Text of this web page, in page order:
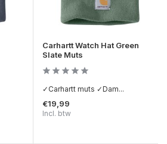
Carhartt Watch Hat Green
Slate Muts
✓Carhartt muts ✓Dam...
€19,99
Incl. btw